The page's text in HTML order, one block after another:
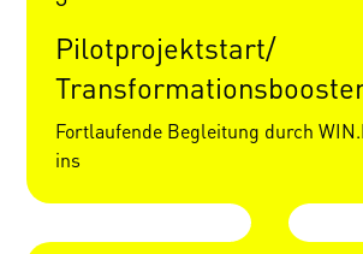
Pilot­projekt­start/
Fortlaufende Begleitung durch
ins